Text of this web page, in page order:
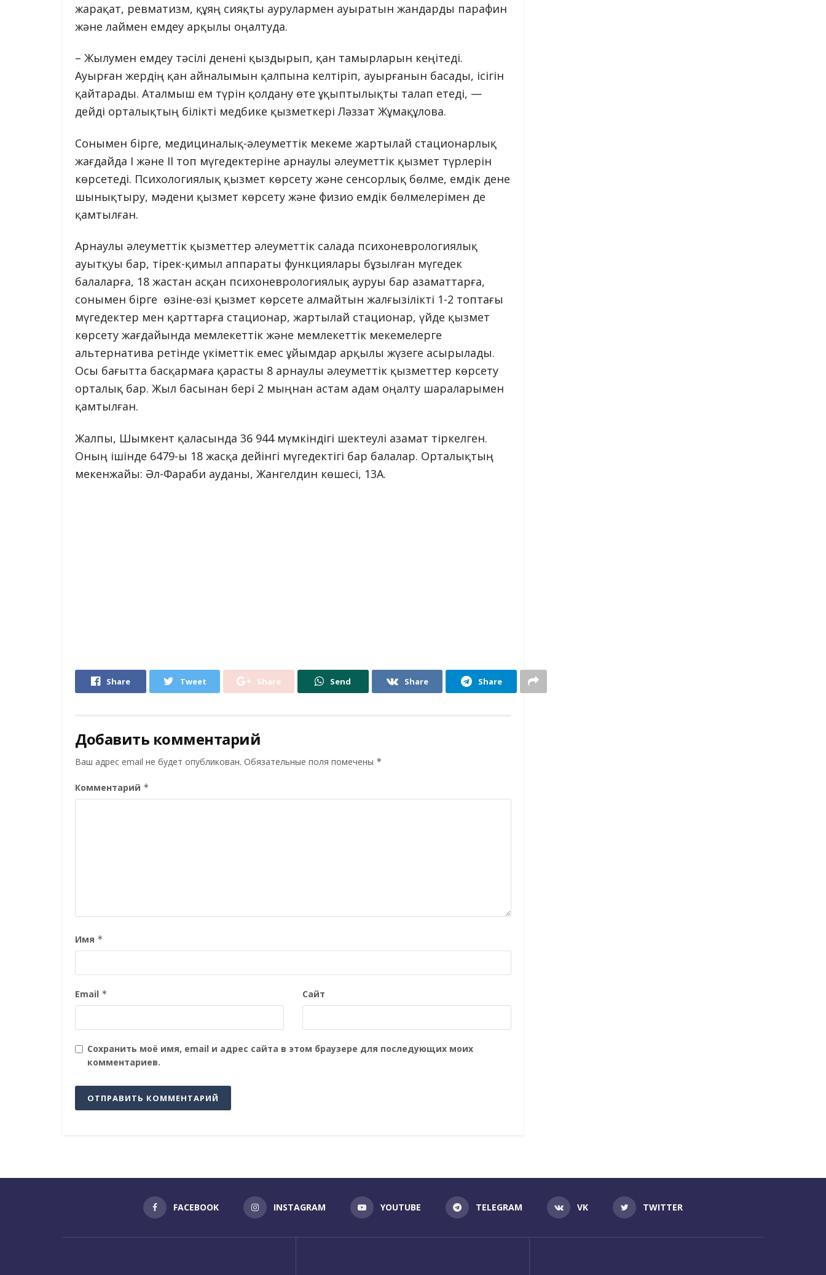
жарақат, ревматизм, құяң сияқты аурулармен ауыратын жандарды парафин
және лаймен емдеу арқылы оңалтуда.
– Жылумен емдеу тәсілі денені қыздырып, қан тамырларын кеңітеді.
Ауырған жердің қан айналымын қалпына келтіріп, ауырғанын басады, ісігін
қайтарады. Аталмыш ем түрін қолдану өте ұқыптылықты талап етеді, —
дейді орталықтың білікті медбике қызметкері Ләззат Жұмақұлова.
Сонымен бірге, медициналық-әлеуметтік мекеме жартылай стационарлық
жағдайда I және II топ мүгедектеріне арнаулы әлеуметтік қызмет түрлерін
көрсетеді. Психологиялық қызмет көрсету және сенсорлық бөлме, емдік дене
шынықтыру, мәдени қызмет көрсету және физио емдік бөлмелерімен де
қамтылған.
Арнаулы әлеуметтік қызметтер әлеуметтік салада психоневрологиялық
ауытқуы бар, тірек-қимыл аппараты функциялары бұзылған мүгедек
балаларға, 18 жастан асқан психоневрологиялық ауруы бар азаматтарға,
сонымен бірге өзіне-өзі қызмет көрсете алмайтын жалғызілікті 1-2 топтағы
мүгедектер мен қарттарға стационар, жартылай стационар, үйде қызмет
көрсету жағдайында мемлекеттік және мемлекеттік мекемелерге
альтернатива ретінде үкіметтік емес ұйымдар арқылы жүзеге асырылады.
Осы бағытта басқармаға қарасты 8 арнаулы әлеуметтік қызметтер көрсету
орталық бар. Жыл басынан бері 2 мыңнан астам адам оңалту шараларымен
қамтылған.
Жалпы, Шымкент қаласында 36 944 мүмкіндігі шектеулі азамат тіркелген.
Оның ішінде 6479-ы 18 жасқа дейінгі мүгедектігі бар балалар. Орталықтың
мекенжайы: Әл-Фараби ауданы, Жангелдин көшесі, 13А.
Share Tweet Share Send Share Share
Добавить комментарий
Ваш адрес email не будет опубликован. Обязательные поля помечены *
Комментарий *
Имя *
Email * Сайт
Сохранить моё имя, email и адрес сайта в этом браузере для последующих моих
комментариев.
FACEBOOK INSTAGRAM YOUTUBE TELEGRAM VK TWITTER